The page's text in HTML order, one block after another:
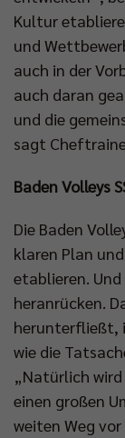
Kultur
und
auch in der
auch daran
und die
sagt
Baden Volleys
Die Baden
klaren Plan
etablieren.
heranrücken.
herunterfließt,
wie die
„Natürlich
einen großen
weiten Weg